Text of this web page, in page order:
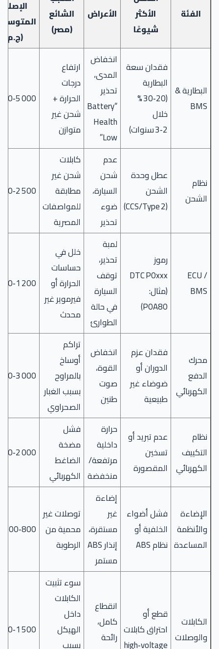
الفئة
الأكثر
شيوعًا
الأعراض
الشائع
(مصر)
الإصلاح
(ج.م)
البطارية &
BMS
فقدان سعة
البطارية
(20‑30 %
خلال
2‑3 سنوات)
انخفاض
المدى،
تحذير
“Battery
Health
Low”
ارتفاع
درجات
الحرارة +
شحن غير
متوازن
5 000‑8 000
نظام
الشحن
عطل وحدة
الشحن
(CCS/Type 2)
عدم
شحن
السيارة،
ضوء
تحذير
كابلات
شحن غير
مطابقة
للمواصفات
المصرية
2 500‑4 000
ECU /
BMS
رموز
DTC P0xxx
(مثال:
P0A80)
لمبة
تحذير،
توقف
السيارة
في حالة
الطوارئ
خلل في
حساسات
الحرارة أو
فيرموير غير
محدث
1 200‑2 500
محرك
الدفع
الكهربائي
فقدان عزم
الدوران أو
ضوضاء غير
طبيعية
انخفاض
القوة،
صوت
طنين
تراكم
أوساخ
بالمراوح
بسبب الغبار
الصحراوي
3 000‑5 000
نظام
التكييف
الكهربائي
عدم تبريد أو
تسخين
المقصورة
حرارة
داخلية
مرتفعة/
منخفضة
فشل
مضخة
الضاغط
الكهربائي
2 000‑3 500
الإضاءة
والأنظمة
المساعدة
فشل أضواء
الخلفية أو
نظام ABS
إضاءة
غير
مستقرة،
إنذار ABS
مستمر
توصلات غير
محمية من
الرطوبة
800‑1 500
الكابلات
والوصلات
قطع أو
احتراق كابلات
high‑voltage
انقطاع
كامل،
رائحة
سوء تثبيت
الكابلات
داخل
الهيكل
بسبب
1 500‑3 000